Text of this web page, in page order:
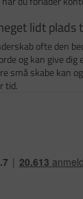
lidt plads
ofte den
og kan give
små skabe kan
tid.